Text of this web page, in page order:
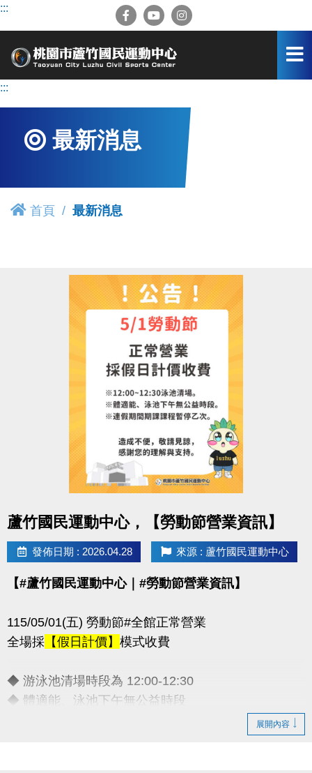
跳
容
:::
:::
最新消息
首頁 最新消息
蘆竹國民運動中心，【勞動節營業資訊】
發佈日期 : 2026.04.28 來源 : 蘆竹國民運動中心
【#蘆竹國民運動中心｜#勞動節營業資訊】
115/05/01(五) 勞動節#全館正常營業
全場採 【假日計價】 模式收費
◆ 游泳池清場時段為 12:00-12:30
◆ 體適能、泳池下午無公益時段
展開內容